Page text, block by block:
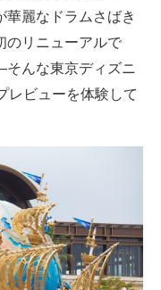
華麗なドラムさばき
のリニューアルで
んな東京ディズニ
レビューを体験して